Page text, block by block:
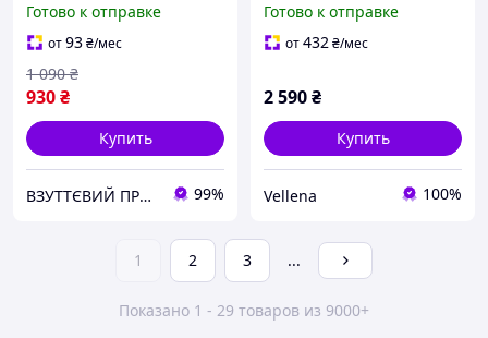
Готово к отправке
от93₴/мес
930₴
1 090 ₴
Купить
ВЗУТТЄВИЙ ПРОСТІР 99%
Размер только 37 38 41
Готово к отправке
от432₴/мес
2 590₴
Купить
Vellena 100%
1 2 3 ...
Показано 1 - 29 товаров из 9000+